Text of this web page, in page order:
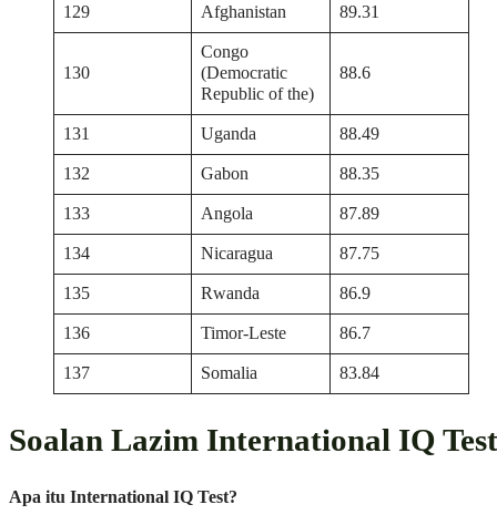
129 Afghanistan 89.31
130
Congo
(Democratic
Republic of the)
88.6
131 Uganda
88.49
132
Gabon
88.35
133
Angola
87.89
134
Nicaragua
87.75
135
Rwanda
86.9
136
Timor-Leste
86.7
137
Somalia 83.84
Soalan Lazim International IQ Test
Apa itu International IQ Test?